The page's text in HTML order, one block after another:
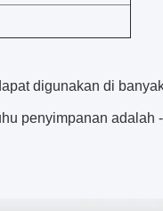
digunakan di
penyimpanan adalah